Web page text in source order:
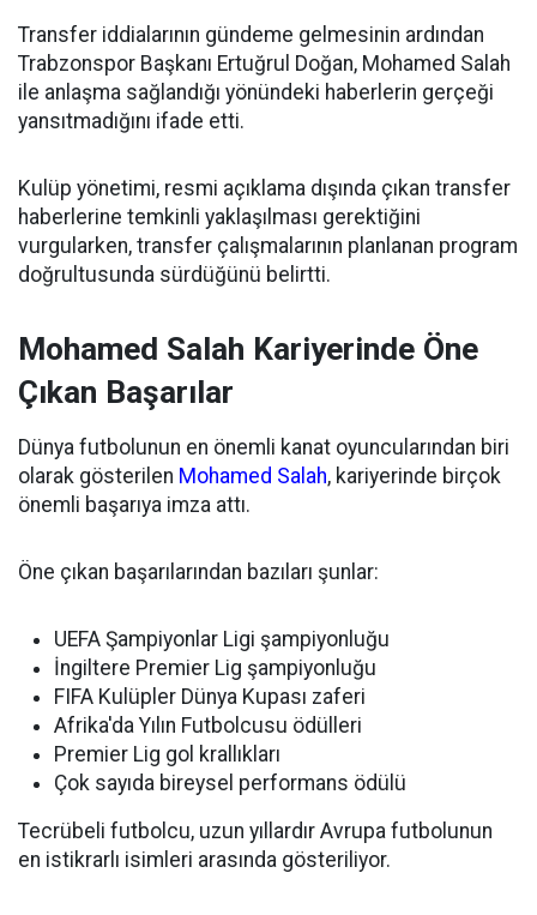
Transfer iddialarının gündeme gelmesinin ardından
Trabzonspor Başkanı Ertuğrul Doğan, Mohamed Salah
ile anlaşma sağlandığı yönündeki haberlerin gerçeği
yansıtmadığını ifade etti.
Kulüp yönetimi, resmi açıklama dışında çıkan transfer
haberlerine temkinli yaklaşılması gerektiğini
vurgularken, transfer çalışmalarının planlanan program
doğrultusunda sürdüğünü belirtti.
Mohamed Salah Kariyerinde Öne
Çıkan Başarılar
Dünya futbolunun en önemli kanat oyuncularından biri
olarak gösterilen Mohamed Salah, kariyerinde birçok
önemli başarıya imza attı.
Öne çıkan başarılarından bazıları şunlar:
UEFA Şampiyonlar Ligi şampiyonluğu
İngiltere Premier Lig şampiyonluğu
FIFA Kulüpler Dünya Kupası zaferi
Afrika'da Yılın Futbolcusu ödülleri
Premier Lig gol krallıkları
Çok sayıda bireysel performans ödülü
Tecrübeli futbolcu, uzun yıllardır Avrupa futbolunun
en istikrarlı isimleri arasında gösteriliyor.